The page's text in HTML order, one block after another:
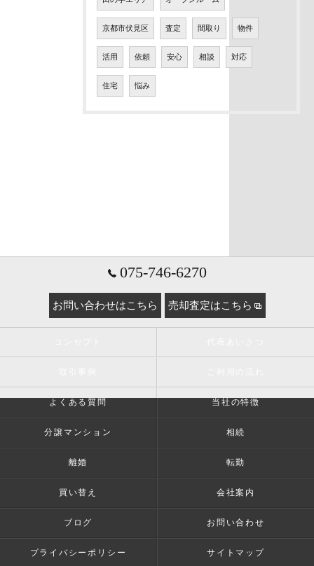
京都市伏見区 査定 間取り 物件
活用 依頼 安心 相談 対応
住宅 悩み
075-746-6270
お問い合わせはこちら 売却査定はこちら
よくある質問 当社の特徴
分譲マンション 相続
離婚 転勤
買い替え 会社案内
ブログ お問い合わせ
プライバシーポリシー サイトマップ